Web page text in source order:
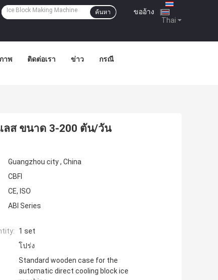
Thai
ขออ้าง |
ค้นหา
าพ ติดต่อเรา ข่าว กรณี
ลส ขนาด 3-200 ตัน/วัน
Guangzhou city , China
CBFI
CE, ISO
ABI Series
1 set
โปร่ง
Standard wooden case for the
automatic direct cooling block ice